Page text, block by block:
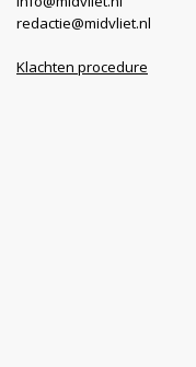
redactie@midvliet.nl
Klachten procedure